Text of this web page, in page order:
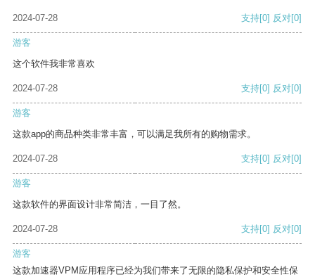
2024-07-28 支持[0] 反对[0]
游客
这个软件我非常喜欢
2024-07-28 支持[0] 反对[0]
游客
这款app的商品种类非常丰富，可以满足我所有的购物需求。
2024-07-28 支持[0] 反对[0]
游客
这款软件的界面设计非常简洁，一目了然。
2024-07-28 支持[0] 反对[0]
游客
这款加速器VPM应用程序已经为我们带来了无限的隐私保护和安全性保